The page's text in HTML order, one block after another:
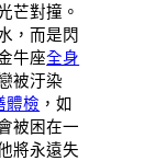
芒對撞。
，而是閃
牛座全身
被汙染
體檢 ，如
被困在一
將永遠失